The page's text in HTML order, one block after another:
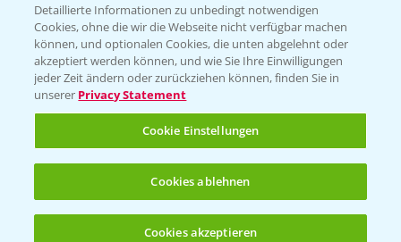
PAMIRA - Packmittelrücknahme
Sammelstellen und Termine
PRE - Chemikalien sicher entsorgen
Sammelstellen und Termine
Kontakt & Notfall
Detaillierte Informationen zu unbedingt notwendigen
Cookies, ohne die wir die Webseite nicht verfügbar machen
können, und optionalen Cookies, die unten abgelehnt oder
akzeptiert werden können, und wie Sie Ihre Einwilligungen
jeder Zeit ändern oder zurückziehen können, finden Sie in
unserer Privacy Statement
Cookie Einstellungen
Cookies ablehnen
Cookies akzeptieren